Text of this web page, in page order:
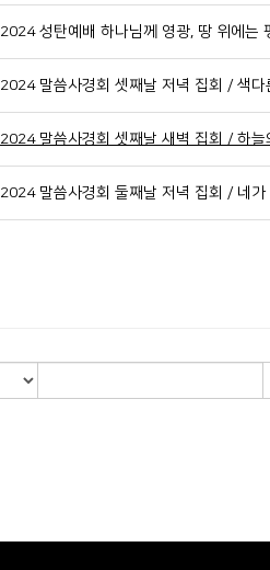
2024 성탄예배 하나님께 영광, 땅 위에는
2024 말씀사경회 셋째날 저녁 집회 / 색다
2024 말씀사경회 셋째날 새벽 집회 / 하늘
2024 말씀사경회 둘째날 저녁 집회 / 네